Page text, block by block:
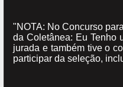
"NOTA: No Concurso
da Coletânea: Eu Tenho
jurada e também tive o
participar da seleção,